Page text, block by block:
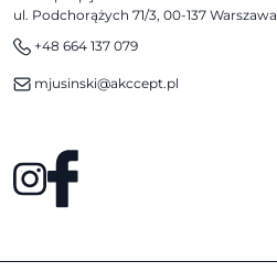
ul. Podchorążych 71/3, 00-137 Warszawa
+48 664 137 079
mjusinski@akccept.pl